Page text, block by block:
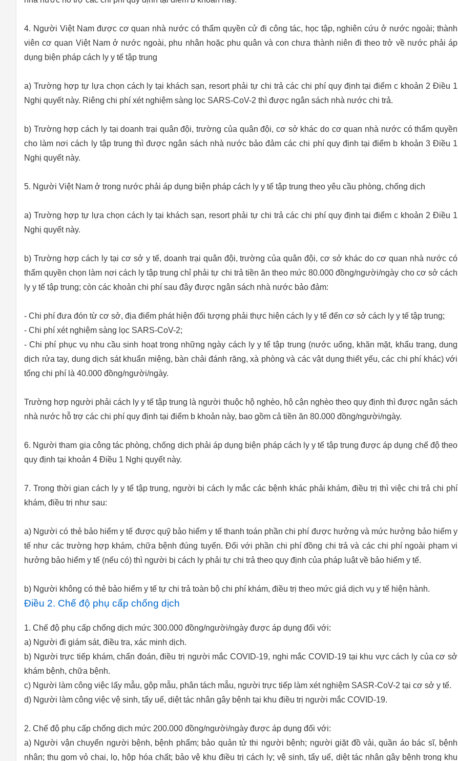
4. Người Việt Nam được cơ quan nhà nước có thẩm quyền cử đi công tác, học tập, nghiên cứu ở nước ngoài; thành
viên cơ quan Việt Nam ở nước ngoài, phu nhân hoặc phu quân và con chưa thành niên đi theo trở về nước phải áp
dụng biện pháp cách ly y tế tập trung
a) Trường hợp tự lựa chọn cách ly tại khách sạn, resort phải tự chi trả các chi phí quy định tại điểm c khoản 2 Điều 1
Nghị quyết này. Riêng chi phí xét nghiệm sàng lọc SARS-CoV-2 thì được ngân sách nhà nước chi trả.
b) Trường hợp cách ly tại doanh trại quân đội, trường của quân đội, cơ sở khác do cơ quan nhà nước có thẩm quyền
cho làm nơi cách ly tập trung thì được ngân sách nhà nước bảo đảm các chi phí quy định tại điểm b khoản 3 Điều 1
Nghị quyết này.
5. Người Việt Nam ở trong nước phải áp dụng biện pháp cách ly y tế tập trung theo yêu cầu phòng, chống dịch
a) Trường hợp tự lựa chọn cách ly tại khách sạn, resort phải tự chi trả các chi phí quy định tại điểm c khoản 2 Điều 1
Nghị quyết này.
b) Trường hợp cách ly tại cơ sở y tế, doanh trại quân đội, trường của quân đội, cơ sở khác do cơ quan nhà nước có
thẩm quyền chọn làm nơi cách ly tập trung chỉ phải tự chi trả tiền ăn theo mức 80.000 đồng/người/ngày cho cơ sở cách
ly y tế tập trung; còn các khoản chi phí sau đây được ngân sách nhà nước bảo đảm:
- Chi phí đưa đón từ cơ sở, địa điểm phát hiện đối tượng phải thực hiện cách ly y tế đến cơ sở cách ly y tế tập trung;
- Chi phí xét nghiệm sàng lọc SARS-CoV-2;
- Chi phí phục vụ nhu cầu sinh hoạt trong những ngày cách ly y tế tập trung (nước uống, khăn mặt, khẩu trang, dung
dịch rửa tay, dung dịch sát khuẩn miệng, bàn chải đánh răng, xà phòng và các vật dụng thiết yếu, các chi phí khác) với
tổng chi phí là 40.000 đồng/người/ngày.
Trường hợp người phải cách ly y tế tập trung là người thuộc hộ nghèo, hộ cận nghèo theo quy định thì được ngân sách
nhà nước hỗ trợ các chi phí quy định tại điểm b khoản này, bao gồm cả tiền ăn 80.000 đồng/người/ngày.
6. Người tham gia công tác phòng, chống dịch phải áp dụng biện pháp cách ly y tế tập trung được áp dụng chế độ theo
quy định tại khoản 4 Điều 1 Nghị quyết này.
7. Trong thời gian cách ly y tế tập trung, người bị cách ly mắc các bệnh khác phải khám, điều trị thì việc chi trả chi phí
khám, điều trị như sau:
a) Người có thẻ bảo hiểm y tế được quỹ bảo hiểm y tế thanh toán phần chi phí được hưởng và mức hưởng bảo hiểm y
tế như các trường hợp khám, chữa bệnh đúng tuyến. Đối với phần chi phí đồng chi trả và các chi phí ngoài phạm vi
hưởng bảo hiểm y tế (nếu có) thì người bị cách ly phải tự chi trả theo quy định của pháp luật về bảo hiểm y tế.
b) Người không có thẻ bảo hiểm y tế tự chi trả toàn bộ chi phí khám, điều trị theo mức giá dịch vụ y tế hiện hành.
Điều 2. Chế độ phụ cấp chống dịch
1. Chế độ phụ cấp chống dịch mức 300.000 đồng/người/ngày được áp dụng đối với:
a) Người đi giám sát, điều tra, xác minh dịch.
b) Người trực tiếp khám, chẩn đoán, điều trị người mắc COVID-19, nghi mắc COVID-19 tại khu vực cách ly của cơ sở
khám bệnh, chữa bệnh.
c) Người làm công việc lấy mẫu, gộp mẫu, phân tách mẫu, người trực tiếp làm xét nghiệm SASR-CoV-2 tại cơ sở y tế.
d) Người làm công việc vệ sinh, tẩy uế, diệt tác nhân gây bệnh tại khu điều trị người mắc COVID-19.
2. Chế độ phụ cấp chống dịch mức 200.000 đồng/người/ngày được áp dụng đối với:
a) Người vận chuyển người bệnh, bệnh phẩm; bảo quản tử thi người bệnh; người giặt đồ vải, quần áo bác sĩ, bệnh
nhân; thu gom vỏ chai, lọ, hộp hóa chất; bảo vệ khu điều trị cách ly; vệ sinh, tẩy uế, diệt tác nhân gây bệnh trong khu